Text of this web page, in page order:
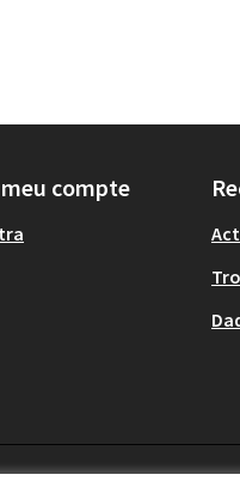
meu compte